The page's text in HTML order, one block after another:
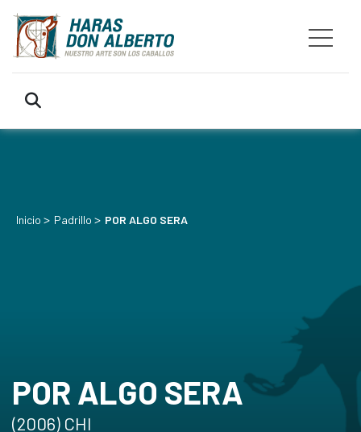
Inicio > Padrillo > POR ALGO SERA
POR ALGO SERA
(2006) CHI